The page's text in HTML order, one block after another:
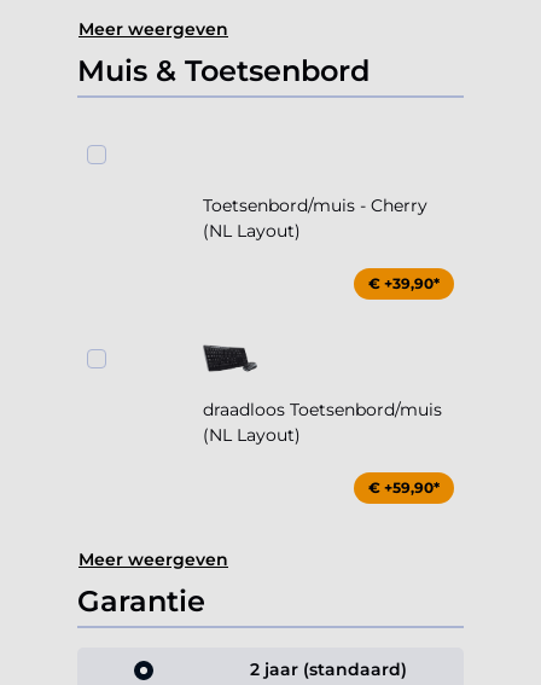
Meer weergeven
Muis & Toetsenbord
Toetsenbord/muis - Cherry
(NL Layout)
€ +39,90*
draadloos Toetsenbord/muis
(NL Layout)
€ +59,90*
Meer weergeven
Garantie
2 jaar (standaard)